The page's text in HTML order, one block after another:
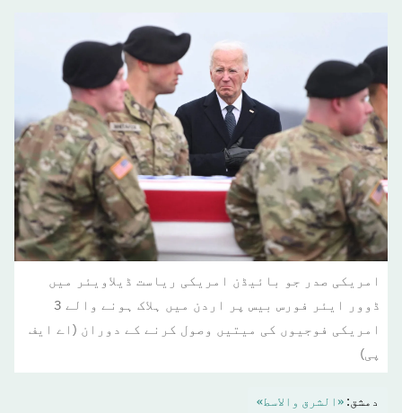
امریکی صدر جو بائیڈن امریکی ریاست ڈیلاویئر میں
ڈوور ایئر فورس بیس پر اردن میں ہلاک ہونے والے 3
امریکی فوجیوں کی میتیں وصول کرنے کے دوران (اے ایف
پی)
دمشق: «الشرق والاسط»